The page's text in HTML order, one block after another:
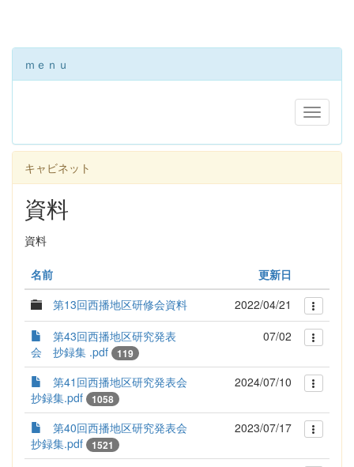
ｍｅｎｕ
キャビネット
資料
資料
名前
更新日
第13回西播地区研修会資料
2022/04/21
第43回西播地区研究発表
会 抄録集 .pdf
119
07/02
第41回西播地区研究発表会
抄録集.pdf
1058
2024/07/10
第40回西播地区研究発表会
抄録集.pdf
1521
2023/07/17